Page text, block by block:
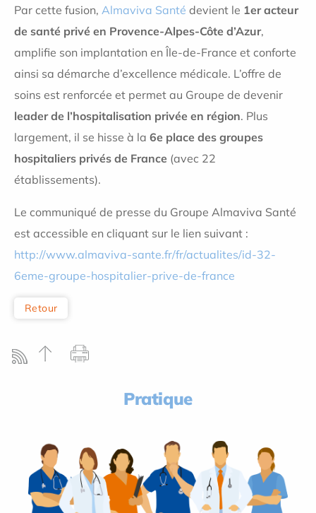
Par cette fusion, Almaviva Santé devient le 1er acteur
de santé privé en Provence-Alpes-Côte d’Azur,
amplifie son implantation en Île-de-France et conforte
ainsi sa démarche d’excellence médicale. L’offre de
soins est renforcée et permet au Groupe de devenir
leader de l’hospitalisation privée en région. Plus
largement, il se hisse à la 6e place des groupes
hospitaliers privés de France (avec 22
établissements).
Le communiqué de presse du Groupe Almaviva Santé
est accessible en cliquant sur le lien suivant :
http://www.almaviva-sante.fr/fr/actualites/id-32-
6eme-groupe-hospitalier-prive-de-france
Retour
Pratique